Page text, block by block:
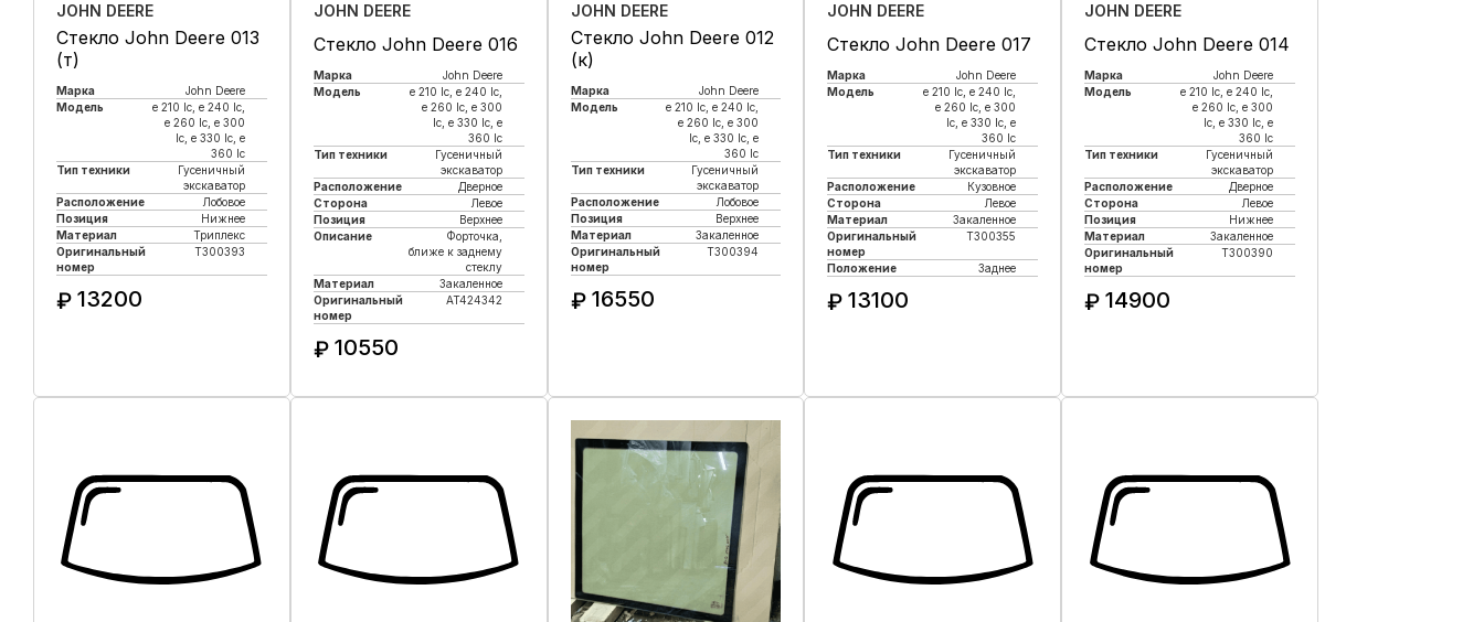
JOHN DEERE
Стекло John Deere 013
(т)
Марка
John Deere
Модель
e 210 lc, е 240 lc,
e 260 lc, e 300
lc, e 330 lc, e
360 lc
Тип техники
Гусеничный
экскаватор
Расположение
Лобовое
Позиция
Нижнее
Материал
Триплекс
Оригинальный
номер
T300393
₽ 13200
JOHN DEERE
Стекло John Deere 016
Марка
John Deere
Модель
e 210 lc, е 240 lc,
e 260 lc, e 300
lc, e 330 lc, e
360 lc
Тип техники
Гусеничный
экскаватор
Расположение
Дверное
Сторона
Левое
Позиция
Верхнее
Описание
Форточка,
ближе к заднему
стеклу
Материал
Закаленное
Оригинальный
номер
AT424342
₽ 10550
JOHN DEERE
Стекло John Deere 012
(к)
Марка
John Deere
Модель
e 210 lc, е 240 lc,
e 260 lc, e 300
lc, e 330 lc, e
360 lc
Тип техники
Гусеничный
экскаватор
Расположение
Лобовое
Позиция
Верхнее
Материал
Закаленное
Оригинальный
номер
T300394
₽ 16550
JOHN DEERE
Стекло John Deere 017
Марка
John Deere
Модель
e 210 lc, е 240 lc,
e 260 lc, e 300
lc, e 330 lc, e
360 lc
Тип техники
Гусеничный
экскаватор
Расположение
Кузовное
Сторона
Левое
Материал
Закаленное
Оригинальный
номер
T300355
Положение Заднее
₽13100
JOHN DEERE
Стекло John Deere 014
Марка
John Deere
Модель
e 210 lc, е 240 lc,
e 260 lc, e 300
lc, e 330 lc, e
360 lc
Тип техники
Гусеничный
экскаватор
Расположение
Дверное
Сторона
Левое
Позиция
Нижнее
Материал
Закаленное
Оригинальный
номер
T300390
₽14900